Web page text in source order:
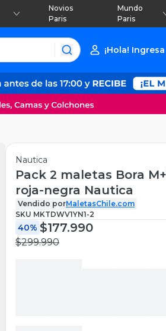
Novios
Paris
Mundo
Paris
¡Hola!
Nautica
Pack 2 maletas Bora
roja-negra Nautica
Vendido porMaletasChile.com
SKU MKTDWV1YN1-2
40% $177.990
$299.990